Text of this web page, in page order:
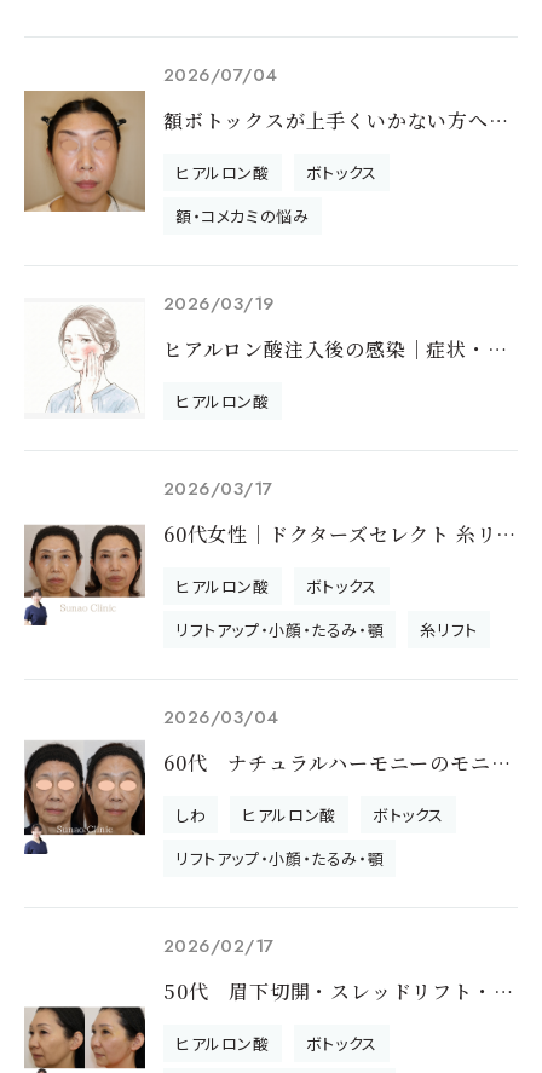
2026/07/04
額ボトックスが上手くいかない方へ｜額のヒアルロン酸注入のお話
ヒアルロン酸
ボトックス
額・コメカミの悩み
2026/03/19
ヒアルロン酸注入後の感染｜症状・原因・治療とクリニック選びの注意点を医師が解説
ヒアルロン酸
2026/03/17
60代女性｜ドクターズセレクト 糸リフト＆注入のモニター様です
ヒアルロン酸
ボトックス
リフトアップ・小顔・たるみ・顎
糸リフト
2026/03/04
60代 ナチュラルハーモニーのモニター様です
しわ ヒアルロン酸
ボトックス
リフトアップ・小顔・たるみ・顎
2026/02/17
50代 眉下切開・スレッドリフト・注入治療のモニター様です
ヒアルロン酸
ボトックス